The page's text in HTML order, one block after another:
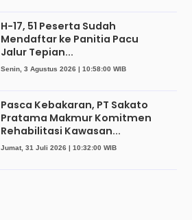
H-17, 51 Peserta Sudah
Mendaftar ke Panitia Pacu
Jalur Tepian...
Senin, 3 Agustus 2026 | 10:58:00 WIB
Pasca Kebakaran, PT Sakato
Pratama Makmur Komitmen
Rehabilitasi Kawasan...
Jumat, 31 Juli 2026 | 10:32:00 WIB